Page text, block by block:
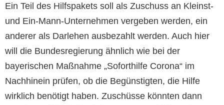
Ein Teil des Hilfspakets soll als Zuschuss an Kleinst-
und Ein-Mann-Unternehmen vergeben werden, ein
anderer als Darlehen ausbezahlt werden. Auch hier
will die Bundesregierung ähnlich wie bei der
bayerischen Maßnahme „Soforthilfe Corona“ im
Nachhinein prüfen, ob die Begünstigten, die Hilfe
wirklich benötigt haben. Zuschüsse könnten dann